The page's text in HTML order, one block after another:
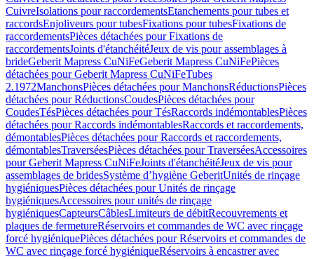
CuivreIsolations pour raccordementsEtanchements pour tubes et
raccordsEnjoliveurs pour tubesFixations pour tubesFixations de
raccordementsPièces détachées pour Fixations de
raccordementsJoints d'étanchéitéJeux de vis pour assemblages à
brideGeberit Mapress CuNiFeGeberit Mapress CuNiFePièces
détachées pour Geberit Mapress CuNiFeTubes
2.1972ManchonsPièces détachées pour ManchonsRéductionsPièces
détachées pour RéductionsCoudesPièces détachées pour
CoudesTésPièces détachées pour TésRaccords indémontablesPièces
détachées pour Raccords indémontablesRaccords et raccordements,
démontablesPièces détachées pour Raccords et raccordements,
démontablesTraverséesPièces détachées pour TraverséesAccessoires
pour Geberit Mapress CuNiFeJoints d'étanchéitéJeux de vis pour
assemblages de bridesSystème d’hygiène GeberitUnités de rinçage
hygiéniquesPièces détachées pour Unités de rinçage
hygiéniquesAccessoires pour unités de rinçage
hygiéniquesCapteursCâblesLimiteurs de débitRecouvrements et
plaques de fermetureRéservoirs et commandes de WC avec rinçage
forcé hygiéniquePièces détachées pour Réservoirs et commandes de
WC avec rinçage forcé hygiéniqueRéservoirs à encastrer avec